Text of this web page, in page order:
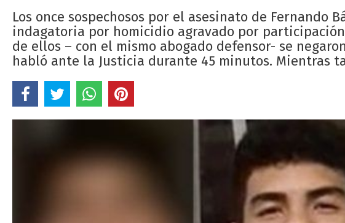
Los once sospechosos por el asesinato de Fernando
indagatoria por homicidio agravado por
de ellos – con el mismo abogado defensor- se
habló ante la Justicia durante 45 minutos. Mientras